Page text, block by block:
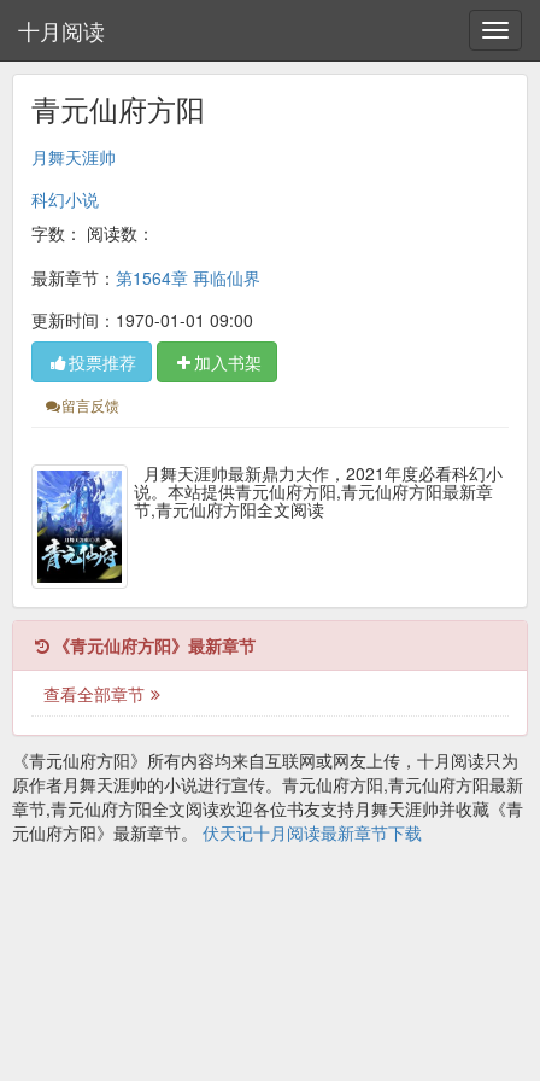
十月阅读
青元仙府方阳
月舞天涯帅
科幻小说
字数： 阅读数：
最新章节： 第1564章 再临仙界
更新时间：1970-01-01 09:00
投票推荐
加入书架
留言反馈
月舞天涯帅最新鼎力大作，2021年度必看科幻小
说。本站提供青元仙府方阳,青元仙府方阳最新章
节,青元仙府方阳全文阅读
《青元仙府方阳》最新章节
查看全部章节
《青元仙府方阳》所有内容均来自互联网或网友上传，十月阅读只为
原作者月舞天涯帅的小说进行宣传。青元仙府方阳,青元仙府方阳最新
章节,青元仙府方阳全文阅读欢迎各位书友支持月舞天涯帅并收藏《青
元仙府方阳》最新章节。 伏天记十月阅读最新章节下载